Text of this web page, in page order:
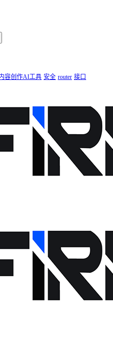
容创作AI工具 安全 router 接口